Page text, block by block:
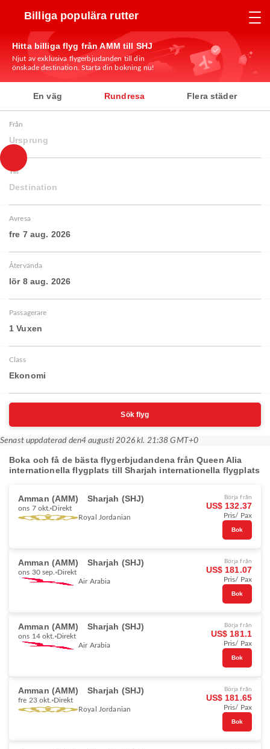
Billiga populära rutter
Hitta billiga flyg från AMM till SHJ
Njut av exklusiva flygerbjudanden till din
önskade destination. Starta din bokning nu!
En väg Rundresa Flera städer
Från
Ursprung
Till
Destination
Avresa
fre 7 aug. 2026
Återvända
lör 8 aug. 2026
Passagerare
1 Vuxen
Class
Ekonomi
Sök flyg
Senast uppdaterad den4 augusti 2026 kl. 21:38 GMT+0
Boka och få de bästa flygerbjudandena från Queen Alia
internationella flygplats till Sharjah internationella flygplats
Amman (AMM) Sharjah (SHJ)
ons 7 okt. Direkt
Royal Jordanian
Börja från
US$ 132.37
Pris/ Pax
Bok
Amman (AMM) Sharjah (SHJ)
ons 30 sep. Direkt
Air Arabia
Börja från
US$ 181.07
Pris/ Pax
Bok
Amman (AMM) Sharjah (SHJ)
ons 14 okt. Direkt
Air Arabia
Börja från
US$ 181.1
Pris/ Pax
Bok
Amman (AMM) Sharjah (SHJ)
fre 23 okt. Direkt
Royal Jordanian
Börja från
US$ 181.65
Pris/ Pax
Bok